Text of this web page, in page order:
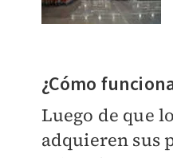
¿Cómo
Luego de que
adquieren sus